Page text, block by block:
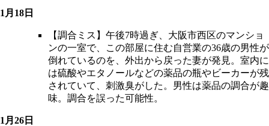
1月18日
【調合ミス】午後7時過ぎ、大阪市西区のマンショ
ンの一室で、この部屋に住む自営業の36歳の男性が
倒れているのを、外出から戻った妻が発見。室内に
は硫酸やエタノールなどの薬品の瓶やビーカーが残
されていて、刺激臭がした。男性は薬品の調合が趣
味。調合を誤った可能性。
1月26日